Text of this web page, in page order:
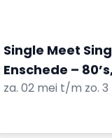
Single Meet
Enschede –
za. 02 mei t/m zo. 3